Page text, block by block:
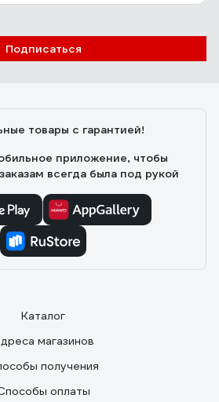
Подписаться
товары с гарантией!
приложение, чтобы
всегда была под рукой
Каталог
магазинов
получения
оплаты